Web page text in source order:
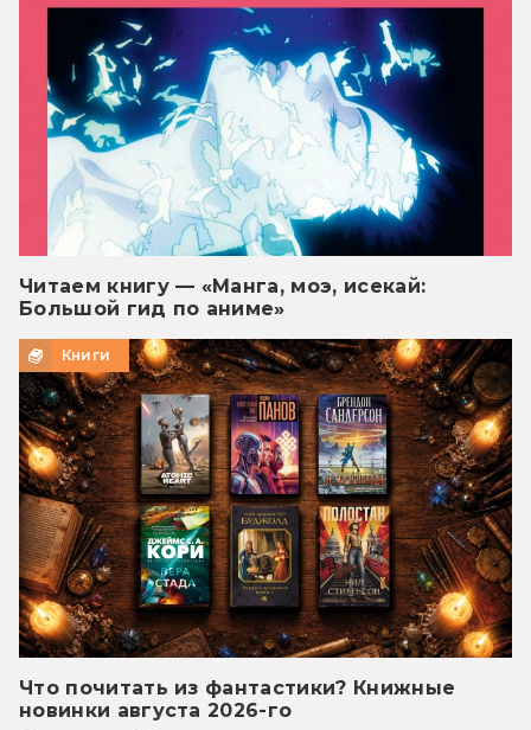
Читаем книгу — «Манга, моэ, исекай:
Большой гид по аниме»
Книги
Что почитать из фантастики? Книжные
новинки августа 2026-го